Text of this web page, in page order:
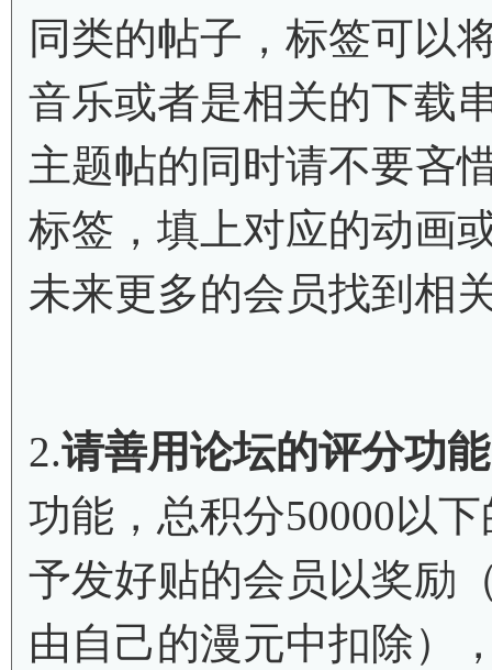
同类的帖子，标签可以
音乐或者是相关的下载
主题帖的同时请不要吝
标签，填上对应的动画
未来更多的会员找到相
2.请善用论坛的评分功
功能，总积分50000以
予发好贴的会员以奖励
由自己的漫元中扣除）